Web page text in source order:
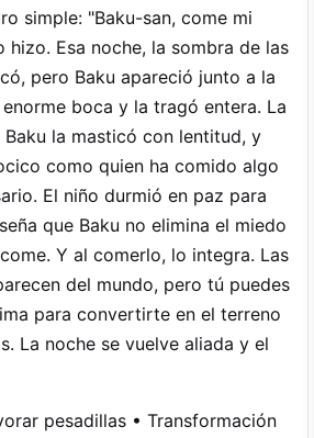
simple: "Baku-san, come mi
hizo. Esa noche, la sombra de las
pero Baku apareció junto a la
boca y la tragó entera. La
la masticó con lentitud, y
como quien ha comido algo
El niño durmió en paz para
que Baku no elimina el miedo
Y al comerlo, lo integra. Las
del mundo, pero tú puedes
para convertirte en el terreno
La noche se vuelve aliada y el
pesadillas • Transformación